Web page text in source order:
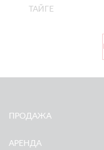
ТАЙГЕ
ПРОДАЖА
АРЕНДА